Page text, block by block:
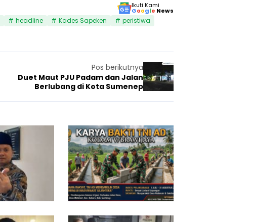
Ikuti Kami
Google News
headline Kades Sapeken
peristiwa
Pos berikutnya
Duet Maut PJU Padam dan Jalan
Berlubang di Kota Sumenep
Berita
10 Juni 2026
A
k
a
n
P
e
u
8 Juni 2026